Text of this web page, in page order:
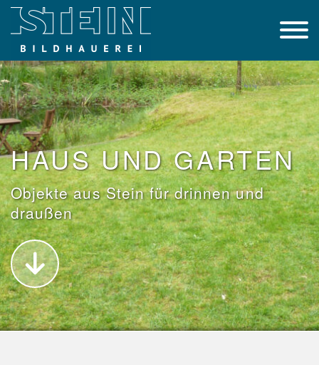
Skip
content
HAUS UND GARTEN
Objekte aus Stein für drinnen und
draußen